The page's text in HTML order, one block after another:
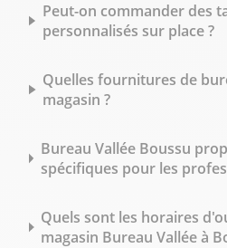
Peut-on commander des
personnalisés sur place ?
Quelles fournitures de
magasin ?
Bureau Vallée Boussu
spécifiques pour les
Quels sont les horaires
magasin Bureau Vallée à